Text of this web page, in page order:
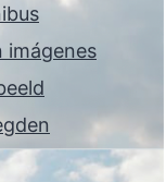
imágenes